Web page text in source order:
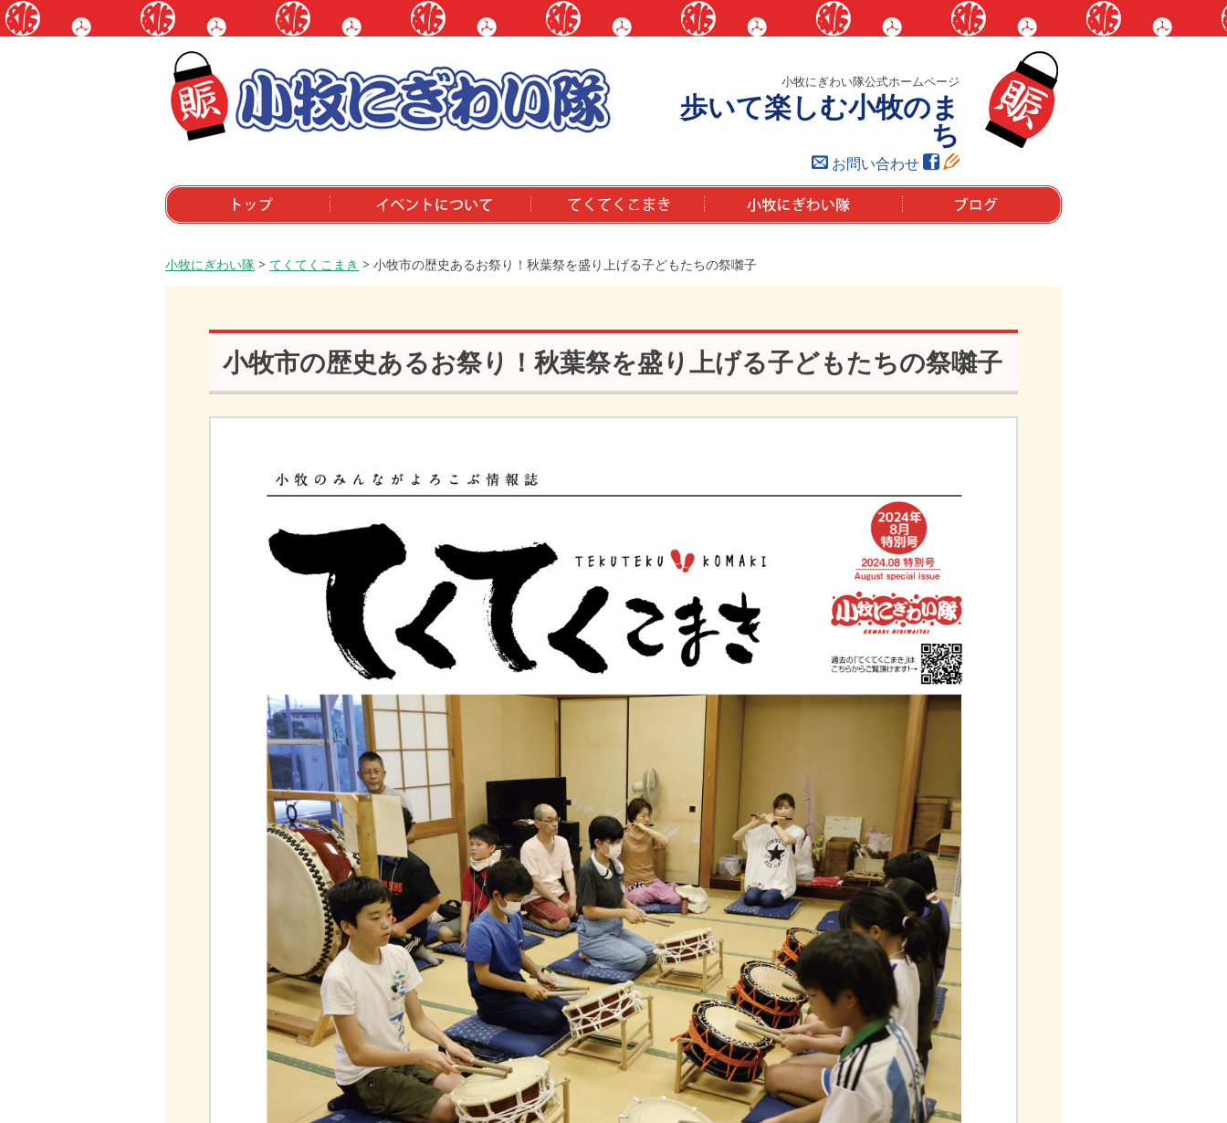
小牧にぎわい隊公式ホームページ
歩いて楽しむ小牧のま
ち
お問い合わせ
トップ イベントについて てくてくこまき 小牧にぎわい隊とは？
ブログ
小牧にぎわい隊 > てくてくこまき > 小牧市の歴史あるお祭り！秋葉祭を盛り上げる子どもたちの祭囃子
小牧市の歴史あるお祭り！秋葉祭を盛り上げる子どもたちの祭囃子